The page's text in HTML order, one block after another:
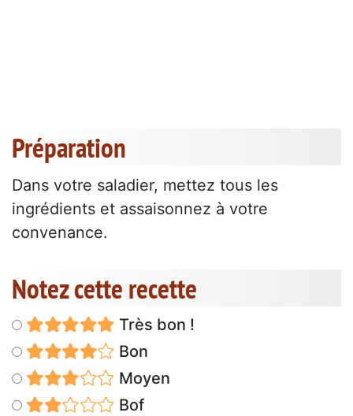
Préparation
Dans votre saladier, mettez tous les
ingrédients et assaisonnez à votre
convenance.
Notez cette recette
Très bon !
Bon
Moyen
Bof